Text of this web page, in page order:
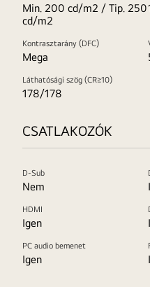
Min. 200 cd/m2 / Tip. 250
cd/m2
Kontrasztarány (DFC)
Mega
Láthatósági szög (CR≥10)
178/178
CSATLAKOZÓK
D-Sub
Nem
HDMI
Igen
PC audio bemenet
Igen